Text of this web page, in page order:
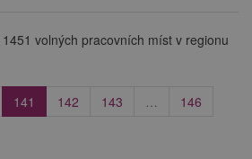
volných pracovních míst v regionu
141 (current)
142 143 …
146